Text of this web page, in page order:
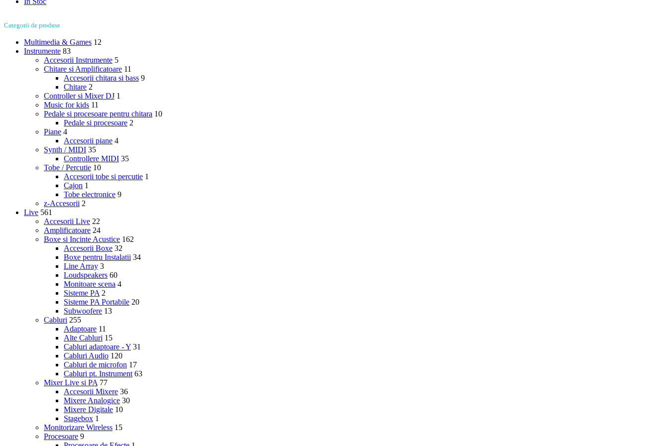
Categorii de produse
Multimedia & Games 12
Instrumente 83
Accesorii Instrumente 5
Chitare si Amplificatoare 11
Accesorii chitara si bass 9
Chitare 2
Controller si Mixer DJ 1
Music for kids 11
Pedale si procesoare pentru chitara 10
Pedale si procesoare 2
Piane 4
Accesorii piane 4
Synth / MIDI 35
Controllere MIDI 35
Tobe / Percutie 10
Accesorii tobe si percutie 1
Cajon 1
Tobe electronice 9
z-Accesorii 2
Live 561
Accesorii Live 22
Amplificatoare 24
Boxe si Incinte Acustice 162
Accesorii Boxe 32
Boxe pentru Instalatii 34
Line Array 3
Loudspeakers 60
Monitoare scena 4
Sisteme PA 2
Sisteme PA Portabile 20
Subwoofere 13
Cabluri 255
Adaptoare 11
Alte Cabluri 15
Cabluri adaptoare - Y 31
Cabluri Audio 120
Cabluri de microfon 17
Cabluri pt. Instrument 63
Mixer Live si PA 77
Accesorii Mixere 36
Mixere Analogice 30
Mixere Digitale 10
Stagebox 1
Monitorizare Wireless 15
Procesoare 9